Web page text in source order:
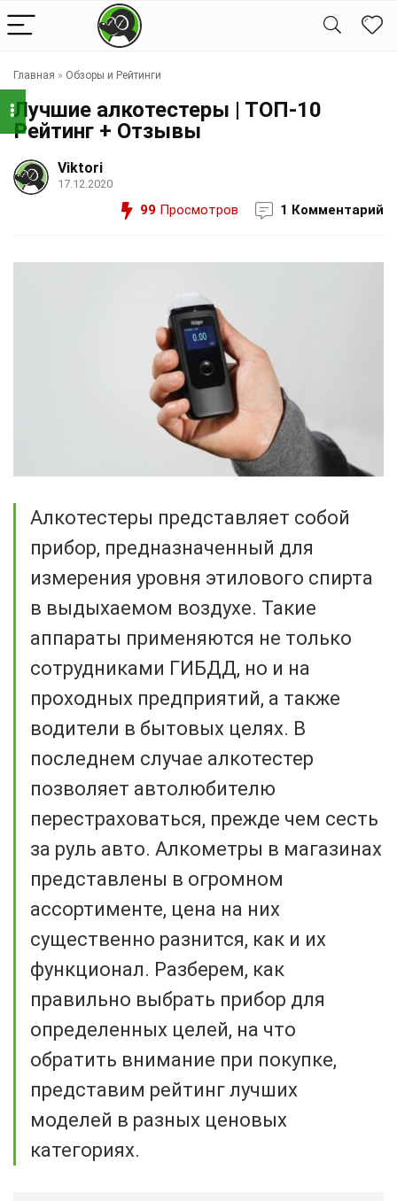
Главная » Обзоры и Рейтинги
Лучшие алкотестеры | ТОП-10
Рейтинг + Отзывы
Viktori
17.12.2020
99 Просмотров 1 Комментарий
Алкотестеры представляет собой
прибор, предназначенный для
измерения уровня этилового спирта
в выдыхаемом воздухе. Такие
аппараты применяются не только
сотрудниками ГИБДД, но и на
проходных предприятий, а также
водители в бытовых целях. В
последнем случае алкотестер
позволяет автолюбителю
перестраховаться, прежде чем сесть
за руль авто. Алкометры в магазинах
представлены в огромном
ассортименте, цена на них
существенно разнится, как и их
функционал. Разберем, как
правильно выбрать прибор для
определенных целей, на что
обратить внимание при покупке,
представим рейтинг лучших
моделей в разных ценовых
категориях.